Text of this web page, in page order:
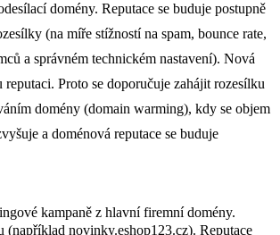
domény. Reputace se buduje postupně
(na míře stížností na spam, bounce rate,
a správném technickém nastavení). Nová
reputaci. Proto se doporučuje zahájit rozesílku
domény (domain warming), kdy se objem
a doménová reputace se buduje
kampaně z hlavní firemní domény.
(například novinky.eshop123.cz). Reputace